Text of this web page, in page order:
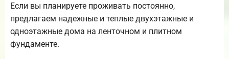
Если вы планируете проживать постоянно,
предлагаем надежные и теплые двухэтажные и
одноэтажные дома на ленточном и плитном
фундаменте.